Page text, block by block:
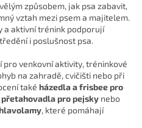
způsobem, jak psa zabavit,
vztah mezi psem a majitelem.
a aktivní trénink podporují
i poslušnost psa.
venkovní aktivity, tréninkové
na zahradě, cvičišti nebo při
také házedla a frisbee pro
přetahovadla pro pejsky nebo
, které pomáhají